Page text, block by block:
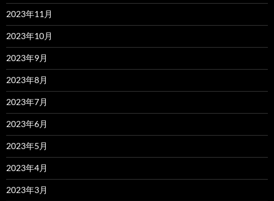
2023年11月
2023年10月
2023年9月
2023年8月
2023年7月
2023年6月
2023年5月
2023年4月
2023年3月